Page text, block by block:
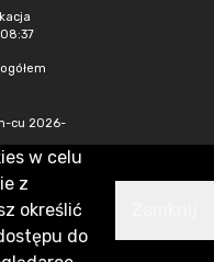
cu 2026-
w celu
z
określić
do